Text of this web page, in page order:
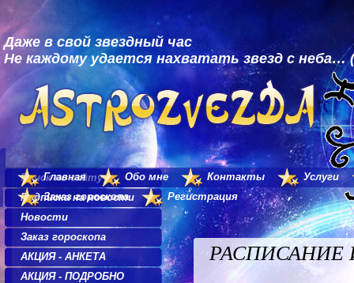
Даже в свой звездный час
Не каждому удается нахватать звезд с неба…
Главная Обо мне Контакты
Услуги
Заказ гороскопа
Регистрация
Поиск по сайту
Подписка на новости
Новости
Заказ гороскопа
АКЦИЯ - АНКЕТА
АКЦИЯ - ПОДРОБНО
РАСПИСАНИЕ